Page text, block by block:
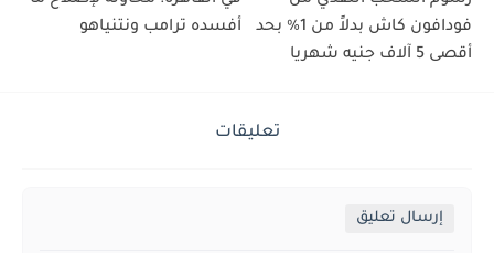
فودافون كاش بدلاً من 1% بحد
أقصى 5 آلاف جنيه شهريا
أفسده ترامب ونتنياهو
تعليقات
إرسال تعليق